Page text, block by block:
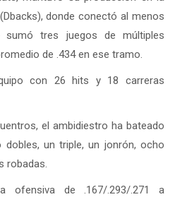
donde conectó al menos
tres juegos de múltiples
de .434 en ese tramo.
con 26 hits y 18 carreras
el ambidiestro ha bateado
un triple, un jonrón, ocho
robadas.
ofensiva de .167/.293/.271 a